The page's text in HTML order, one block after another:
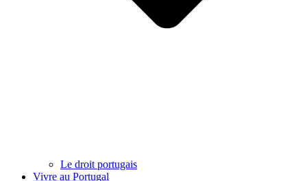
Le droit portugais
Vivre au Portugal